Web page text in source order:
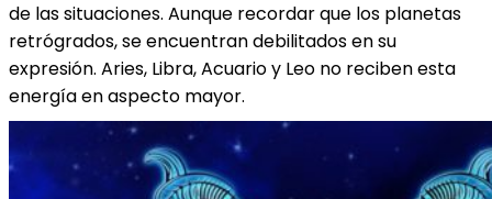
de las situaciones. Aunque recordar que los planetas
retrógrados, se encuentran debilitados en su
expresión. Aries, Libra, Acuario y Leo no reciben esta
energía en aspecto mayor.